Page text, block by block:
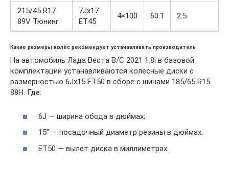
215/45 R17
89V Тюнинг
7Jx17
ET45
4×100 60.1 2.5
Какие размеры колёс рекомендует устанавливать производитель
На автомобиль Лада Веста B/C 2021 1.8i в базовой
комплектации устанавливаются колесные диски с
размерностью 6Jx15 ET50 в сборе с шинами 185/65 R15
88H. Где:
6J — ширина обода в дюймах;
15″ — посадочный диаметр резины в дюймах;
ET50 — вылет диска в миллиметрах.